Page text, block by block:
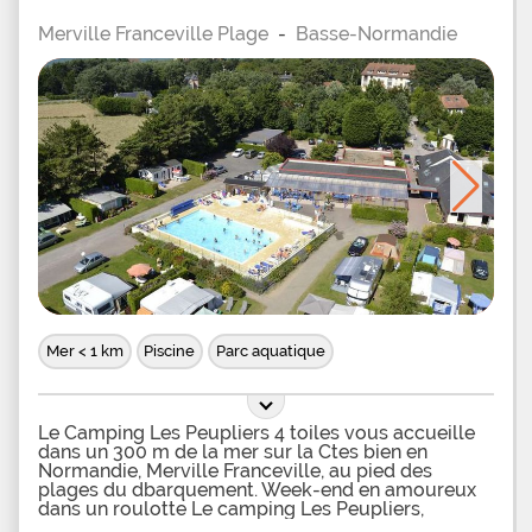
Merville Franceville Plage - Basse-Normandie
Mer < 1 km Piscine Parc aquatique
Le Camping Les Peupliers 4 toiles vous accueille
dans un 300 m de la mer sur la Ctes bien en
Normandie, Merville Franceville, au pied des
plages du dbarquement. Week-end en amoureux
dans un roulotte Le camping Les Peupliers,